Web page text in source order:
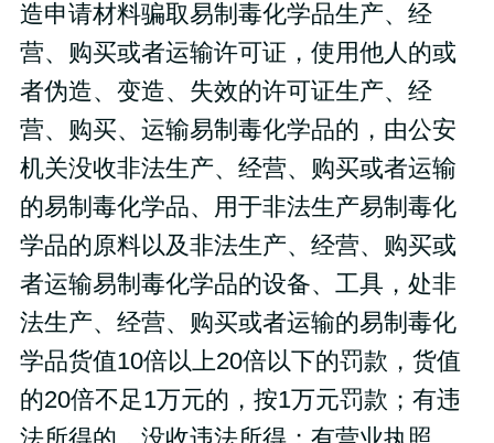
造申请材料骗取易制毒化学品生产、经
营、购买或者运输许可证，使用他人的或
者伪造、变造、失效的许可证生产、经
营、购买、运输易制毒化学品的，由公安
机关没收非法生产、经营、购买或者运输
的易制毒化学品、用于非法生产易制毒化
学品的原料以及非法生产、经营、购买或
者运输易制毒化学品的设备、工具，处非
法生产、经营、购买或者运输的易制毒化
学品货值10倍以上20倍以下的罚款，货值
的20倍不足1万元的，按1万元罚款；有违